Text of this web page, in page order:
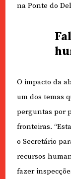
na Ponte do
O impacto da
um dos temas
perguntas por
fronteiras.
o Secretário
recursos
fazer